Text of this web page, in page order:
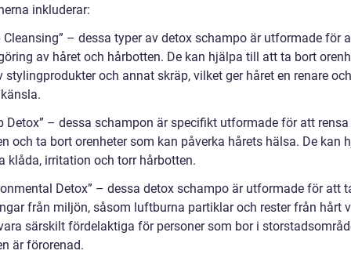
inkluderar:
Cleansing” – dessa typer av detox schampo är utformade för
av håret och hårbotten. De kan hjälpa till att ta bort
stylingprodukter och annat skräp, vilket ger håret en renare och
Detox” – dessa schampon är specifikt utformade för att rensa
och ta bort orenheter som kan påverka hårets hälsa. De kan
klåda, irritation och torr hårbotten.
Detox” – dessa detox schampo är utformade för att
från miljön, såsom luftburna partiklar och rester från hårt
särskilt fördelaktiga för personer som bor i
är förorenad.